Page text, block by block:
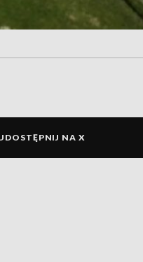
NA X